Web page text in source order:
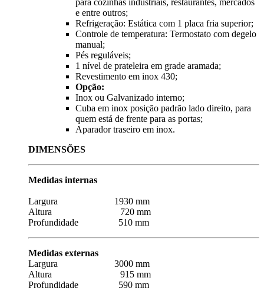
para cozinhas industriais, restaurantes, mercados
e entre outros;
Refrigeração: Estática com 1 placa fria superior;
Controle de temperatura: Termostato com degelo
manual;
Pés reguláveis;
1 nível de prateleira em grade aramada;
Revestimento em inox 430;
Opção:
Inox ou Galvanizado interno;
Cuba em inox posição padrão lado direito, para
quem está de frente para as portas;
Aparador traseiro em inox.
DIMENSÕES
Medidas internas
Largura 1930 mm
Altura 720 mm
Profundidade 510 mm
Medidas externas
Largura 3000 mm
Altura 915 mm
Profundidade 590 mm